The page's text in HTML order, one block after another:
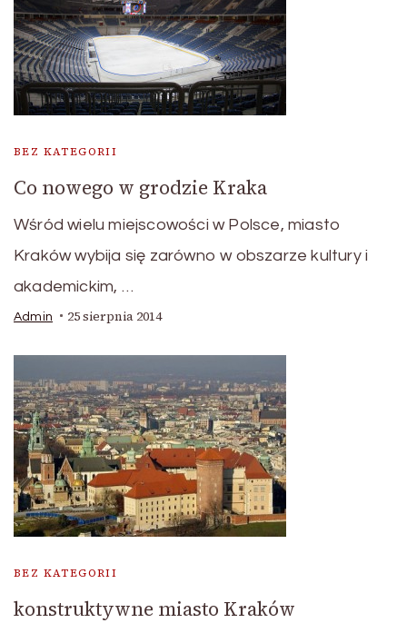
BEZ KATEGORII
Co nowego w grodzie Kraka
Wśród wielu miejscowości w Polsce, miasto
Kraków wybija się zarówno w obszarze kultury i
akademickim, …
Admin 25 sierpnia 2014
BEZ KATEGORII
konstruktywne miasto Kraków